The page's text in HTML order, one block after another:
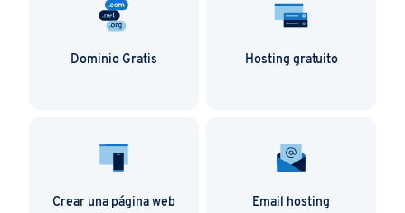
Dominio Gratis Hosting gratuito
Crear una página web
Email hosting